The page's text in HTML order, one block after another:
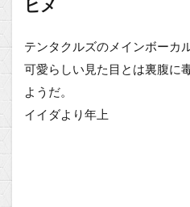
ヒメ
テンタクルズのメインボーカ
可愛らしい見た目とは裏腹に
ようだ。
イイダより年上